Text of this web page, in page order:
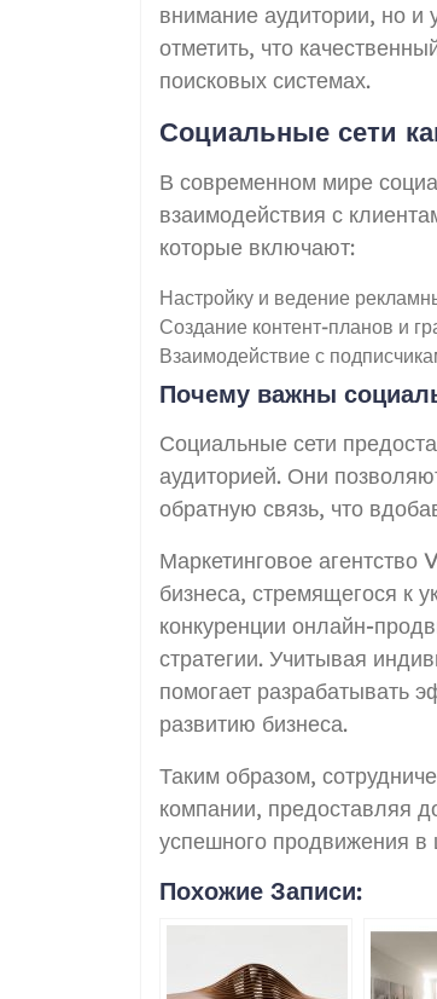
внимание аудитории, но
отметить, что
поисковых системах.
Социальные сети
В современном мире
взаимодействия с
которые включают:
Настройку и ведение
Создание контент-планов и
Взаимодействие с
Почему важны
Социальные сети
аудиторией. Они
обратную связь, что
Маркетинговое
бизнеса, стремящегося к
конкуренции онлайн-
стратегии. Учитывая
помогает разрабатывать
развитию бизнеса.
Таким образом,
компании, предоставляя
успешного продвижения
Похожие Записи: